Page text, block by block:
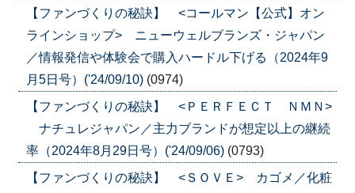
【ファンづくりの秘訣】 <コールマン【公式】オン
ラインショップ> ニューウェルブランズ・ジャパン
／情報発信や体験会で購入ハードル下げる（2024年9
月5日号）('24/09/10) (0974)
【ファンづくりの秘訣】 <ＰＥＲＦＥＣＴ ＮＭＮ>
ナチュレジャパン／主力ブランドが想定以上の継続
率（2024年8月29日号）('24/09/06) (0793)
【ファンづくりの秘訣】 <ＳＯＶＥ> カゴメ／化粧